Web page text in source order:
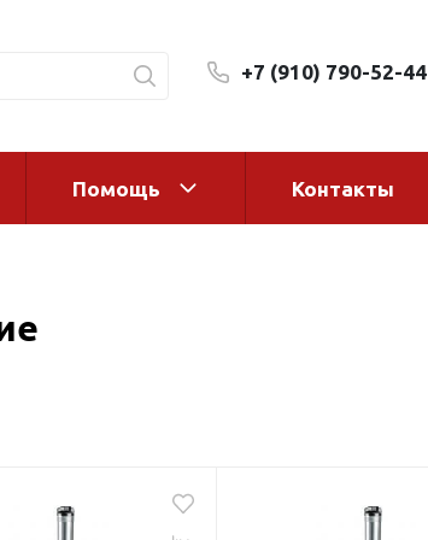
+7 (910) 790-52-44
Магистральные фильтры
Помощь Контакты